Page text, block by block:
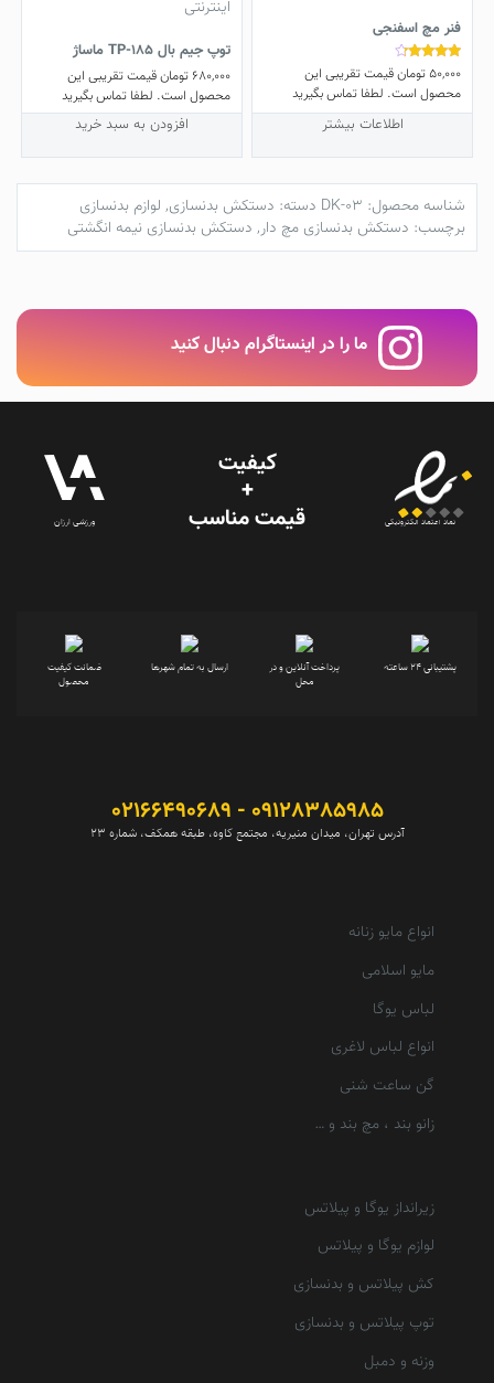
ها
ممکن
است
در
صفحه
محصول
فنر مچ اسفنجی
نمره
4.00
از 5
50,000تومانقیمت تقریبی این
محصول است. لطفا تماس بگیرید
اطلاعات بیشتر
توپ جیم بال TP-185 ماساژ
680,000 تومانقیمت تقریبی این
محصول است. لطفا تماس بگیرید
افزودن به سبد خرید
شناسه محصول: DK-03 دسته: دستکش بدنسازی, لوازم بدنسازی
برچسب: دستکش بدنسازی مچ دار, دستکش بدنسازی نیمه انگشتی
ما را در اینستاگرام دنبال کنید
نماد اعتماد الکترونیکی
کیفیت
+
قیمت‌ مناسب ورزشی ارزان
پشتیبانی 24 ساعته
پرداخت آنلاین و در
محل
ارسال به تمام شهرها
ضمانت کیفیت
محصول
09128385985 - 02166490689
آدرس تهران، میدان منیریه، مجتمع کاوه، طبقه همکف، شماره 23
انواع مایو زنانه
مایو اسلامی
لباس یوگا
انواع لباس لاغری
گن ساعت شنی
زانو بند ، مچ بند و …
زیرانداز یوگا و پیلاتس
لوازم یوگا و پیلاتس
کش پیلاتس و بدنسازی
توپ پیلاتس و بدنسازی
وزنه و دمبل